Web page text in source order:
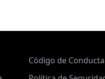
Código de Conducta